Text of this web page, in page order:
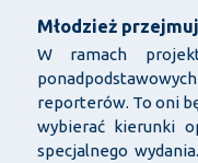
Młodzież
W ramach
reporterów. To oni
wybierać kierunki
specjalnego